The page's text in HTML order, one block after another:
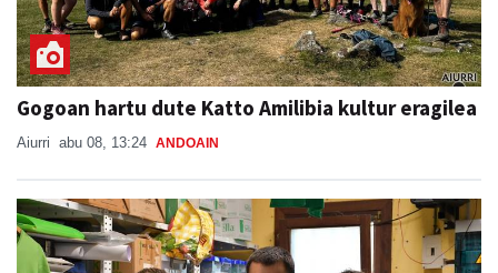
Gogoan hartu dute Katto Amilibia kultur eragilea
Aiurri abu 08, 13:24 ANDOAIN